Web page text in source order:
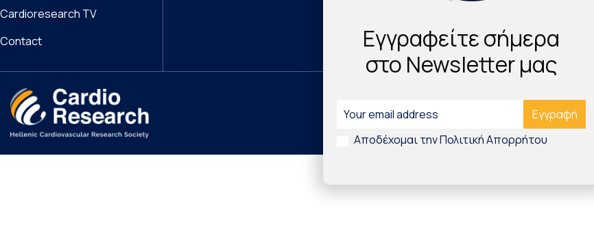
Cardioresearch TV
Contact
©2026 Hellenic Cardiovascular
Εγγραφείτε σήμερα
στο Newsletter μας
Αποδέχομαι την Πολιτική Απορρήτου